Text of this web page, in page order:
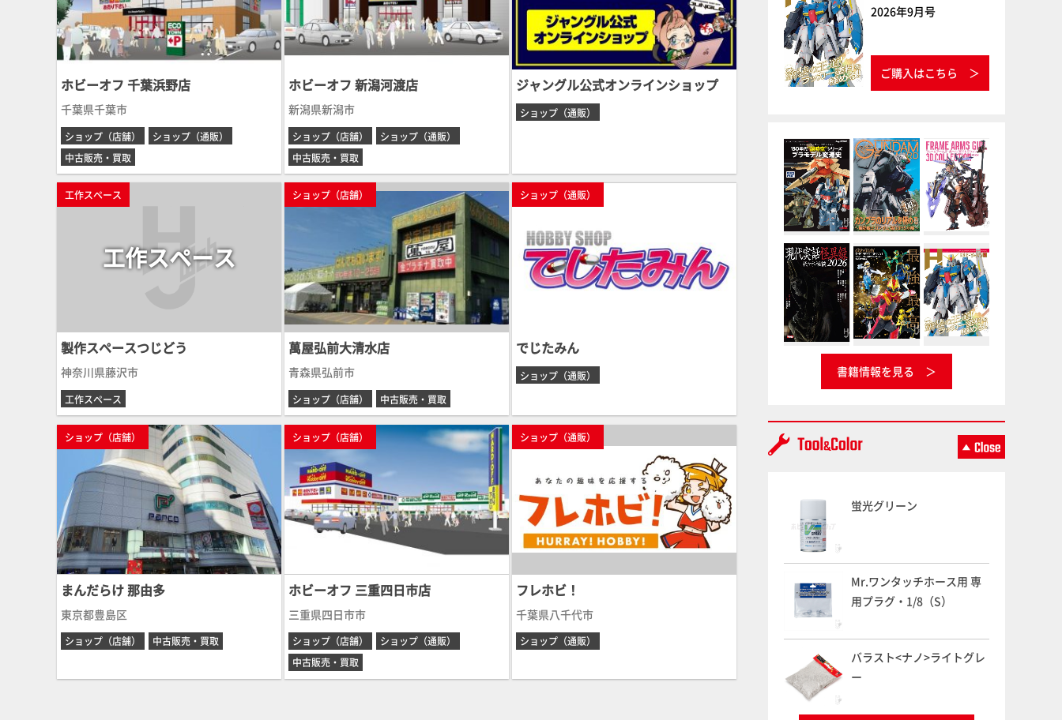
ホビーオフ 千葉浜野店
千葉県千葉市
ショップ（店舗）
ショップ（通販）
中古販売・買取
ホビーオフ 新潟河渡店
新潟県新潟市
ショップ（店舗）
ショップ（通販）
中古販売・買取
ジャングル公式オンラインショップ
ショップ（通販）
工作スペース
工作スペース
製作スペースつじどう
神奈川県藤沢市
工作スペース
ショップ（店舗）
萬屋弘前大清水店
青森県弘前市
ショップ（店舗） 中古販売・買取
ショップ（通販）
でじたみん
ショップ（通販）
ショップ（店舗）
まんだらけ 那由多
東京都豊島区
ショップ（店舗） 中古販売・買取
ショップ（店舗）
ホビーオフ 三重四日市店
三重県四日市市
ショップ（店舗）
ショップ（通販）
中古販売・買取
ショップ（通販）
フレホビ！
千葉県八千代市
ショップ（通販）
2026年9月号
ご購入はこちら
書籍情報を見る
蛍光グリーン
Mr.ワンタッチホース用 専
用プラグ・1/8（S）
バラスト<ナノ>ライトグレ
ー